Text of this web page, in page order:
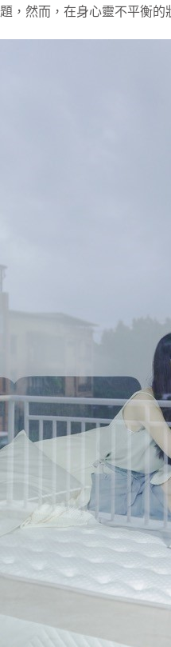
題，然而，在身心靈不平衡的